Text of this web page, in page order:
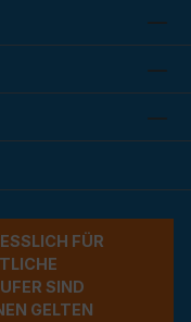
FÜR G
A
SIND A
GELTEN A